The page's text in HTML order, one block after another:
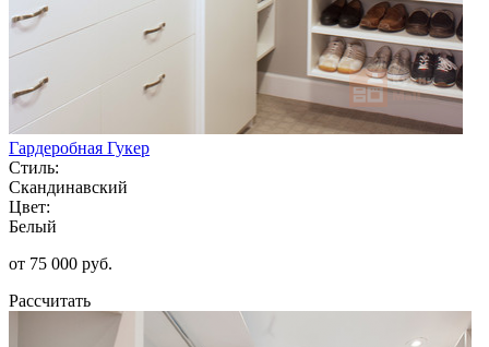
Гардеробная Гукер
Стиль:
Скандинавский
Цвет:
Белый
от 75 000 руб.
Рассчитать